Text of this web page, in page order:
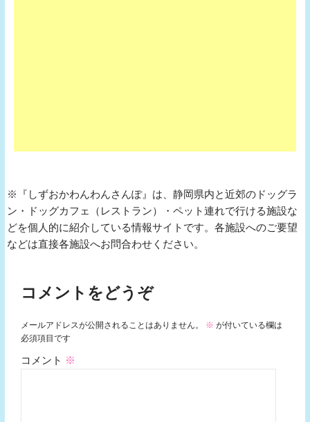
※『しずおかわんわんさんぽ』は、静岡県内と近郊のドッグラ
ン・ドッグカフェ（レストラン）・ペット連れで行ける施設な
どを個人的に紹介している情報サイトです。各施設へのご要望
などは直接各施設へお問合わせください。
コメントをどうぞ
メールアドレスが公開されることはありません。 ※ が付いている欄は
必須項目です
コメント ※